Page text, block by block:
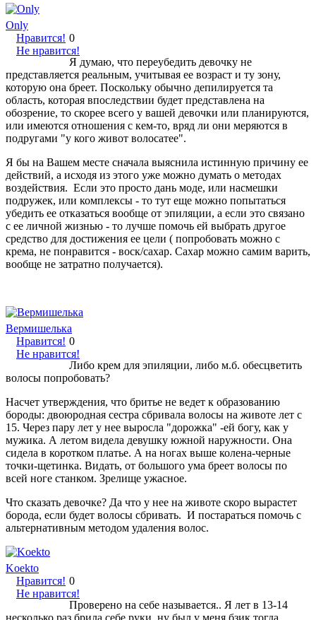
Only
Нравится!
Не нравится!
0
Я думаю, что переубедить девочку не
представляется реальным, учитывая ее возраст и ту зону,
которую она бреет. Поскольку обычно депилируется та
область, которая впоследствии будет представлена на
обозрение, то скорее всего у вашей девочки или планируются,
или имеются отношения с кем-то, вряд ли они меряются в
подругами "у кого живот волосатее".
Я бы на Вашем месте сначала выяснила истинную причину ее
действий, а исходя из этого уже можно думать о методах
воздействия. Если это просто дань моде, или насмешки
подружек, или комплексы - то тут еще можно попытаться
убедить ее отказаться вообще от эпиляции, а если это связано
с ее личной жизнью - то лучше помочь ей выбрать другое
средство для достижения ее цели ( попробовать можно с
крема, не понравится - воск/сахар. Сахар можно самим варить,
вообще не затратно получается).
Вермишелька
Нравится!
Не нравится!
0
Либо крем для эпиляции, либо м.б. обесцветить
волосы попробовать?
Насчет утверждения, что бритье не ведет к образованию
бороды: двоюродная сестра сбривала волосы на животе лет с
15. Через пару лет у нее выросла "дорожка" -ей богу, как у
мужика. А летом видела девушку южной наружности. Она
сидела в коротком платье. А на ногах выше колена-черные
точки-щетинка. Видать, от большого ума бреет волосы по
всей ноге станком. Зрелище ужасное.
Что сказать девочке? Да что у нее на животе скоро вырастет
борода, если будет волосы сбривать. И постараться помочь с
альтернативным методом удаления волос.
Koekto
Нравится!
Не нравится!
0
Проверено на себе называется.. Я лет в 13-14
несколько раз брила себе руки, ну был у меня бзик тогда